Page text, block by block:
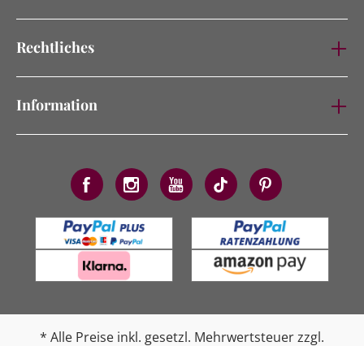
Rechtliches
Information
* Alle Preise inkl. gesetzl. Mehrwertsteuer zzgl.